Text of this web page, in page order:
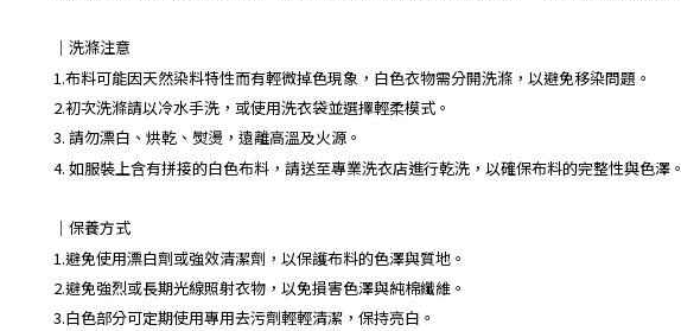
｜ 洗滌注意
1.布料可能因天然染料特性而有輕微掉色現象，白色衣物需分開洗滌，以避免移染問題。
2.初次洗滌請以冷水手洗，或使用洗衣袋並選擇輕柔模式。
3. 請勿漂白、烘乾、熨燙，遠離高溫及火源。
4. 如服裝上含有拼接的白色布料，請送至專業洗衣店進行乾洗，以確保布料的完整性與色澤。
｜保養方式
1.避免使用漂白劑或強效清潔劑，以保護布料的色澤與質地。
2.避免強烈或長期光線照射衣物，以免損害色澤與純棉纖維。
3.白色部分可定期使用專用去污劑輕輕清潔，保持亮白。